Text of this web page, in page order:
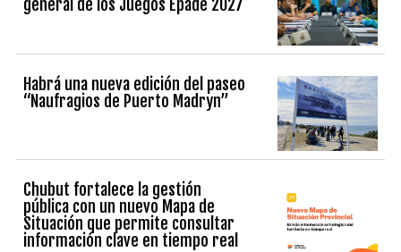
general de los Juegos Epade 2027
Habrá una nueva edición del paseo
“Naufragios de Puerto Madryn”
Chubut fortalece la gestión
pública con un nuevo Mapa de
Situación que permite consultar
información clave en tiempo real